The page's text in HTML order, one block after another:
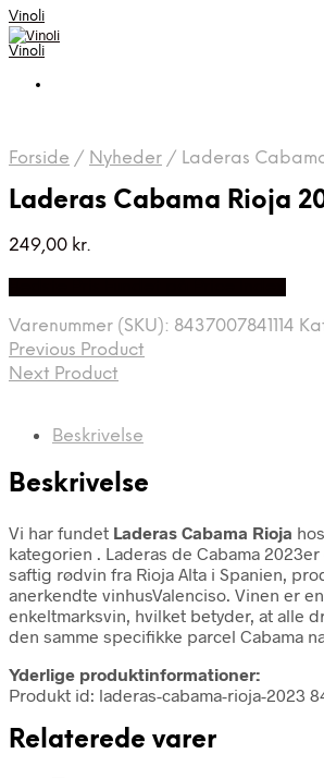
Vinoli
Vinoli
Forside / Nyheder / Laderas
Laderas Cabama Rioja
249,00 kr.
Varenummer (SKU): 8437007841114
Previous Product
Next Product
Beskrivelse
Beskrivelse
Vi har fundet Laderas Cabama Rioja
kategorien . Laderas de Cabama
saftig rødvin fra Rioja Alta i Spanien,
anerkendte vinhusValenciso. Vinen er
enkeltmarksvin, hvilket betyder, at alle
den samme specifikke parcel Cabama
Yderlige produktinformationer:
Produkt id: laderas-cabama-rioja-2023
Relaterede varer